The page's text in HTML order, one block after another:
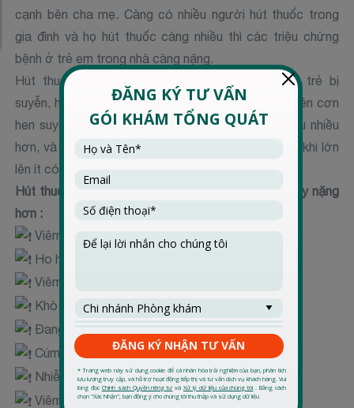
cạnh bên cha mẹ. Càng có nhiều người hút thuốc trong
gia đình và họ hút thuốc càng nhiều thì các triệu chứng
bệnh ở trẻ em trong nhà càng nặng.
Hút thuốc thụ động đặc biệt nguy hiểm đối với trẻ bị
suyễn, hít phải khói thuốc thường xuyên, trẻ sẽ bị lên cơn
hen suyễn nhiều hơn, nặng hơn, sẽ phải đi cấp cứu nhiều
hơn, và nhập viện nhiều lần hơn. Những đứa trẻ này khi lớn
lên ít có cơ hội khỏi hẳn bệnh hen suyễn.
Hút thuốc thụ động sẽ làm các trường hợp sau đây nặng
hơn :
Viêm phổi
Ho hoặc viêm phế quản
Viêm thanh quản
Khò khè hoặc viêm khí phế quản
Đang trong cơn hen suyễn
Cúm
Nhiễm trùng tai
Viêm tai giữa tắc nghẽn